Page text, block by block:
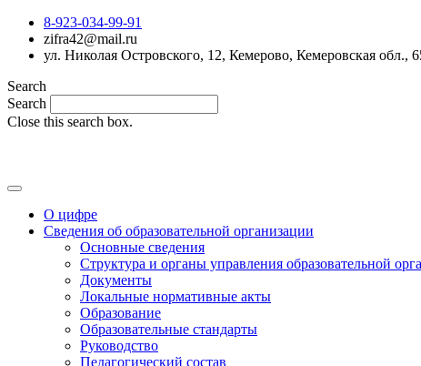
8-923-034-99-91
zifra42@mail.ru
ул. Николая Островского, 12, Кемерово, Кемеровская обл.,
Search
Search
Close this search box.
О цифре
Сведения об образовательной организации
Основные сведения
Структура и органы управления образовательной
Документы
Локальные нормативные акты
Образование
Образовательные стандарты
Руководство
Педагогический состав